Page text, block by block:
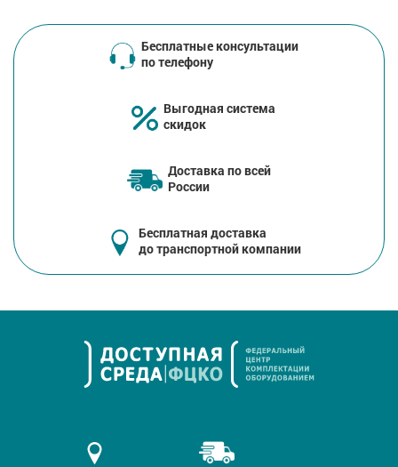
Бесплатные консультации
по телефону
Выгодная система
скидок
Доставка по всей
России
Бесплатная доставка
до транспортной компании